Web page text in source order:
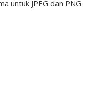
untuk JPEG dan PNG